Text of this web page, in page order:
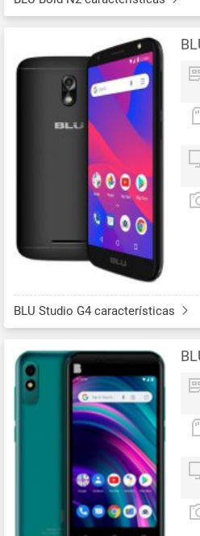
BLU Studio G4 características